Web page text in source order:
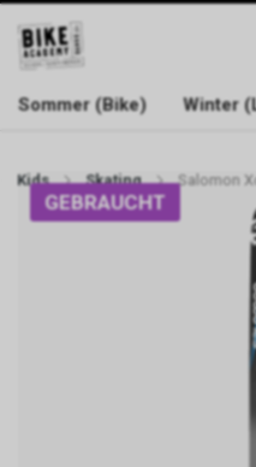
WELCOME
Sommer (Bike) Winter
Kids Skating Salomon
GEBRAUCHT